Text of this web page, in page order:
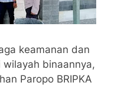
keamanan dan
binaannya,
Paropo BRIPKA